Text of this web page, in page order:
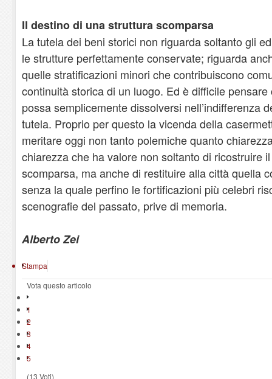
Il destino di una struttura scomparsa
La tutela dei beni storici non riguarda soltanto gli
le strutture perfettamente conservate; riguarda
quelle stratificazioni minori che contribuiscono
continuità storica di un luogo. Ed è difficile
possa semplicemente dissolversi nell’indifferenza
tutela. Proprio per questo la vicenda della
meritare oggi non tanto polemiche quanto
chiarezza che ha valore non soltanto di ricostruire
scomparsa, ma anche di restituire alla città quella
senza la quale perfino le fortificazioni più celebri
scenografie del passato, prive di memoria.
Alberto Zei
Stampa
Vota questo articolo
1
2
3
4
5
(13 Voti)